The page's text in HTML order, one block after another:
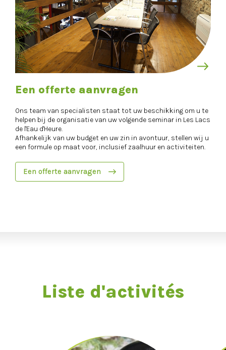
Een offerte aanvragen
Ons team van specialisten staat tot uw beschikking om u te
helpen bij de organisatie van uw volgende seminar in Les Lacs
de l'Eau d'Heure.
Afhankelijk van uw budget en uw zin in avontuur, stellen wij u
een formule op maat voor, inclusief zaalhuur en activiteiten.
Een offerte aanvragen
Liste d'activités